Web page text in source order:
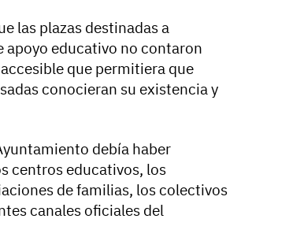
las plazas destinadas a
apoyo educativo no contaron
que permitiera que
conocieran su existencia y
debía haber
centros educativos, los
de familias, los colectivos
canales oficiales del